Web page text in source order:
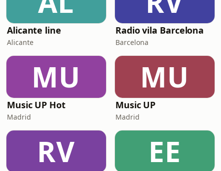
Alicante line
Alicante
Radio vila Barcelona
Barcelona
MU
Music UP Hot
Madrid
MU
Music UP
Madrid
RV EE